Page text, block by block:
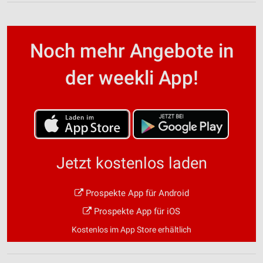
Noch mehr Angebote in
der weekli App!
Jetzt kostenlos laden
Prospekte App für Android
Prospekte App für iOS
Kostenlos im App Store erhältlich